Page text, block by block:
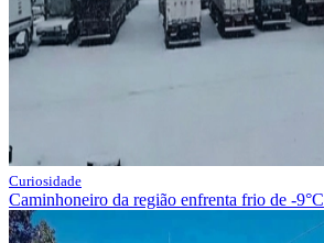
Curiosidade
Caminhoneiro da região enfrenta frio de -9°C